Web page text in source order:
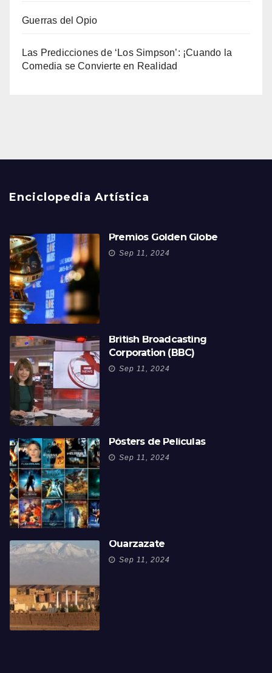
Guerras del Opio
Las Predicciones de ‘Los Simpson’: ¡Cuando la
Comedia se Convierte en Realidad
Enciclopedia Artística
Premios Golden Globe
Sep 11, 2024
British Broadcasting
Corporation (BBC)
Sep 11, 2024
Pósters de Películas
Sep 11, 2024
Ouarzazate
Sep 11, 2024